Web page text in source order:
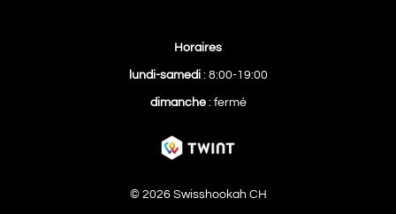
Horaires
lundi-samedi: 8:00-19:00
dimanche: fermé
© 2026 Swisshookah CH